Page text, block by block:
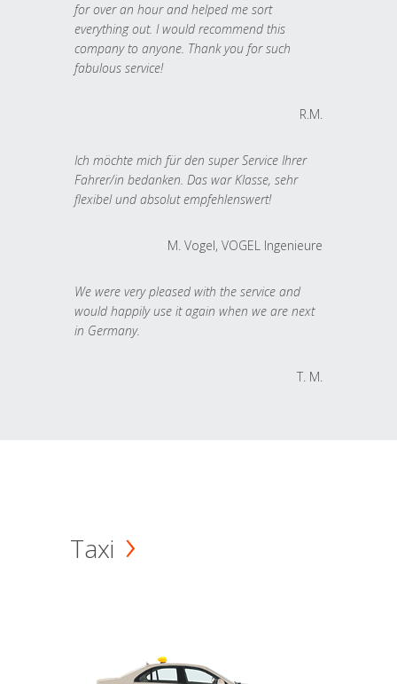
for over an hour and helped me sort
everything out. I would recommend this
company to anyone. Thank you for such
fabulous service!
R.M.
Ich möchte mich für den super Service Ihrer
Fahrer/in bedanken. Das war Klasse, sehr
flexibel und absolut empfehlenswert!
M. Vogel, VOGEL Ingenieure
We were very pleased with the service and
would happily use it again when we are next
in Germany.
T. M.
Taxi